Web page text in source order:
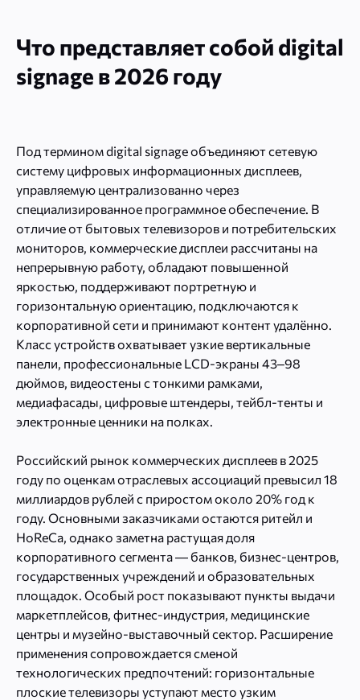
Что представляет собой digital
signage в 2026 году
Под термином digital signage объединяют сетевую
систему цифровых информационных дисплеев,
управляемую централизованно через
специализированное программное обеспечение. В
отличие от бытовых телевизоров и потребительских
мониторов, коммерческие дисплеи рассчитаны на
непрерывную работу, обладают повышенной
яркостью, поддерживают портретную и
горизонтальную ориентацию, подключаются к
корпоративной сети и принимают контент удалённо.
Класс устройств охватывает узкие вертикальные
панели, профессиональные LCD-экраны 43–98
дюймов, видеостены с тонкими рамками,
медиафасады, цифровые штендеры, тейбл-тенты и
электронные ценники на полках.
Российский рынок коммерческих дисплеев в 2025
году по оценкам отраслевых ассоциаций превысил 18
миллиардов рублей с приростом около 20% год к
году. Основными заказчиками остаются ритейл и
HoReCa, однако заметна растущая доля
корпоративного сегмента — банков, бизнес-центров,
государственных учреждений и образовательных
площадок. Особый рост показывают пункты выдачи
маркетплейсов, фитнес-индустрия, медицинские
центры и музейно-выставочный сектор. Расширение
применения сопровождается сменой
технологических предпочтений: горизонтальные
плоские телевизоры уступают место узким